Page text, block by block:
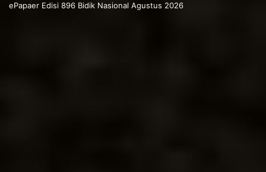
ePapaer Edisi 896 Bidik Nasional Agustus 2026